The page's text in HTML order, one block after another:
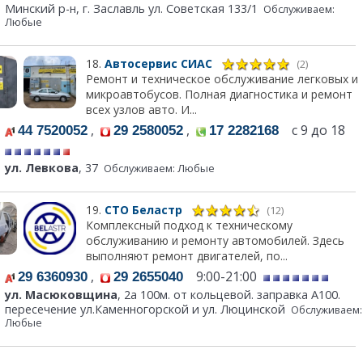
Минский р-н, г. Заславль ул. Советская 133/1
Обслуживаем:
Любые
18. Автосервис СИАС (2)
Ремонт и техническое обслуживание легковых и
микроавтобусов. Полная диагностика и ремонт
всех узлов авто. И...
44 7520052 , 29 2580052 , 17 2282168 с 9 до 18
ул. Левкова, 37 Обслуживаем: Любые
19. СТО Беластр (12)
Комплексный подход к техническому
обслуживанию и ремонту автомобилей. Здесь
выполняют ремонт двигателей, по...
29 6360930 , 29 2655040 9:00-21:00
ул. Масюковщина, 2а 100м. от кольцевой. заправка А100.
пересечение ул.Каменногорской и ул. Люцинской Обслуживаем:
Любые